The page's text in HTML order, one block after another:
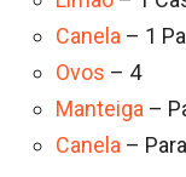
Canela – 1
Ovos – 4
Manteiga –
Canela –